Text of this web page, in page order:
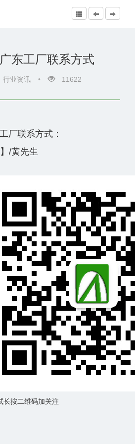
东工厂联系方式
行业资讯 • 11622
厂联系方式：
/黄先生
长按二维码加关注